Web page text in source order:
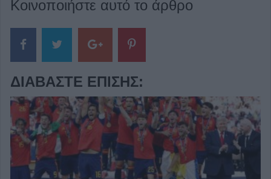
Κοινοποιήστε αυτό το άρθρο
ΔΙΑΒΆΣΤΕ ΕΠΊΣΗΣ: